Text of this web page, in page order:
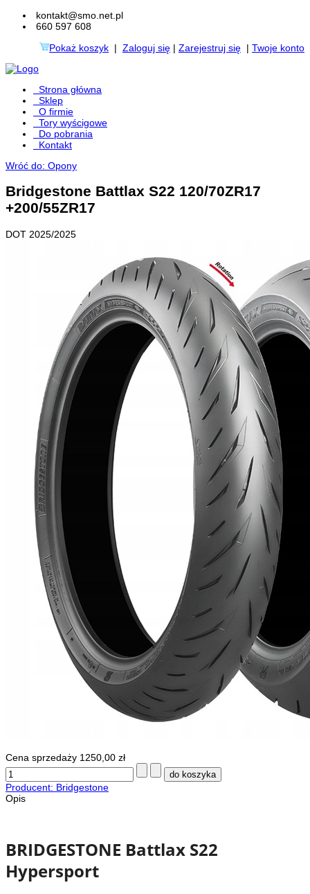
kontakt@smo.net.pl
660 597 608
Pokaż koszyk | Zaloguj się | Zarejestruj się | Twoje konto
Strona główna
Sklep
O firmie
Tory wyścigowe
Do pobrania
Kontakt
Wróć do: Opony
Bridgestone Battlax S22 120/70ZR17
+200/55ZR17
DOT 2025/2025
Cena sprzedaży 1250,00 zł
Producent: Bridgestone
Opis
BRIDGESTONE Battlax S22
Hypersport